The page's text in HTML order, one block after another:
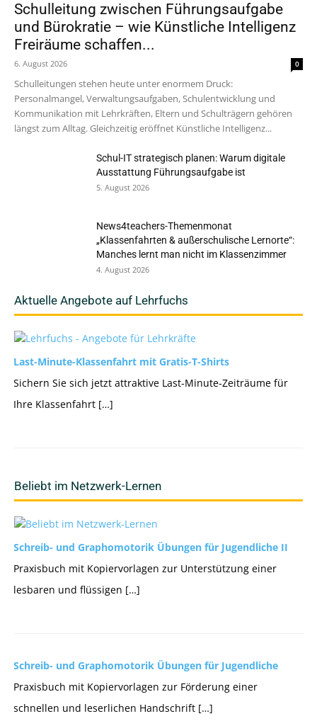
Schulleitung zwischen Führungsaufgabe
und Bürokratie – wie Künstliche Intelligenz
Freiräume schaffen...
6. August 2026 0
Schulleitungen stehen heute unter enormem Druck:
Personalmangel, Verwaltungsaufgaben, Schulentwicklung und
Kommunikation mit Lehrkräften, Eltern und Schulträgern gehören
längst zum Alltag. Gleichzeitig eröffnet Künstliche Intelligenz...
Schul-IT strategisch planen: Warum digitale
Ausstattung Führungsaufgabe ist
5. August 2026
News4teachers-Themenmonat
„Klassenfahrten & außerschulische Lernorte“:
Manches lernt man nicht im Klassenzimmer
4. August 2026
Aktuelle Angebote auf Lehrfuchs
Last-Minute-Klassenfahrt mit Gratis-T-Shirts
Sichern Sie sich jetzt attraktive Last-Minute-Zeiträume für
Ihre Klassenfahrt […]
Beliebt im Netzwerk-Lernen
Schreib- und Graphomotorik Übungen für Jugendliche II
Praxisbuch mit Kopiervorlagen zur Unterstützung einer
lesbaren und flüssigen […]
Schreib- und Graphomotorik Übungen für Jugendliche
Praxisbuch mit Kopiervorlagen zur Förderung einer
schnellen und leserlichen Handschrift […]